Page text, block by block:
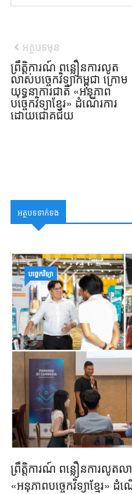
អត្ថបទមុន
ព្រឹត្តិការណ៍ ពន្លឿនការលូត
លាស់បច្ចេកវិទ្យាកម្ពុជា ក្រោម
យុទ្ធនាការជាតិ «អនុភាព
បច្ចេកវិទ្យាខ្មែរ» ដំណើរការ
ដោយជោគជ័យ
អត្ថបទទាក់ទង
បច្ចេកវិទ្យា
ព្រឹត្តិការណ៍ ពន្លឿនការលូតលា
«អនុភាពបច្ចេកវិទ្យាខ្មែរ